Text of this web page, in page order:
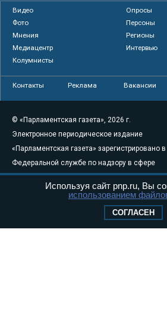
Видео
Опросы
Фото
Персоны
Мнения
Регионы
Медиацентр
Интервью
Колумнисты
Контакты Реклама Вакансии
© «Парламентская газета», 2026 г.
Электронное периодическое издание
«Парламентская газета» зарегистрировано в
Федеральной службе по надзору в сфере
связи, информационных технологий и
массовых коммуникаций (Роскомнадзор) 05
Свидетельство о регистрации Эл № ФС77-
Используя сайт pnp.ru, Вы
использованием
СОГЛАСЕН